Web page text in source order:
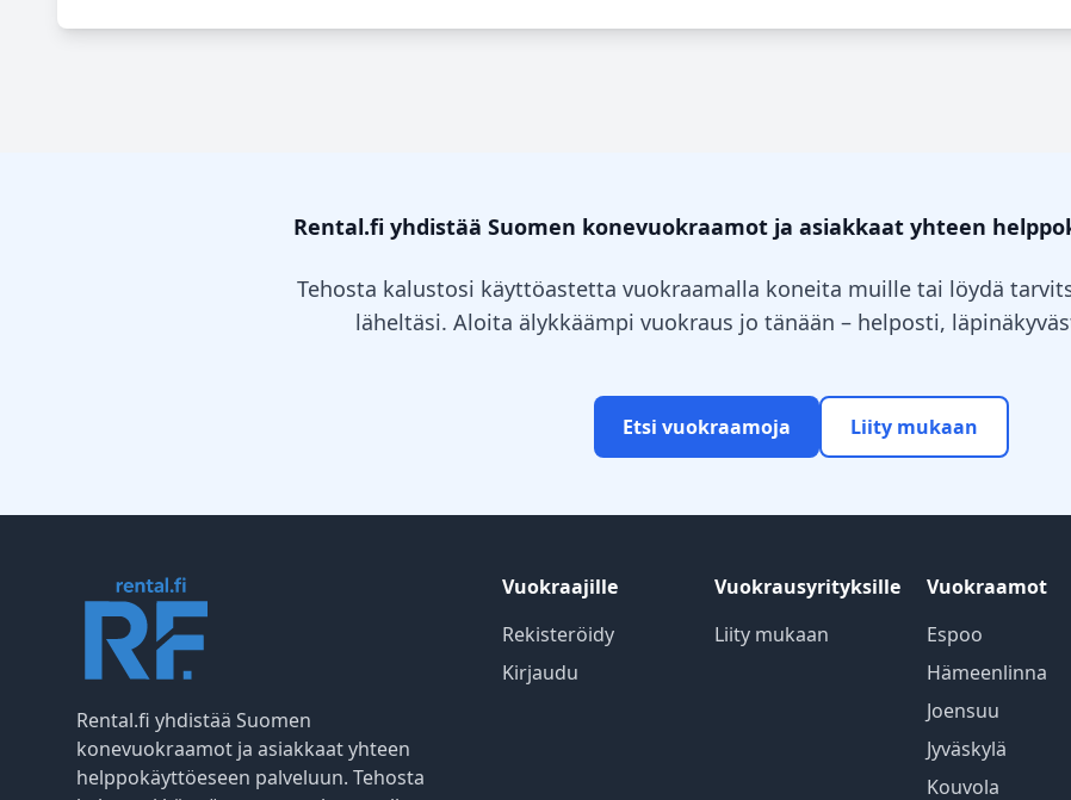
Rental.fi yhdistää Suomen konevuokraamot ja asiakkaat yhteen
Tehosta kalustosi käyttöastetta vuokraamalla koneita muille tai löydä
läheltäsi. Aloita älykkäämpi vuokraus jo tänään – helposti,
Etsi vuokraamoja Liity mukaan
Rental.fi yhdistää Suomen
konevuokraamot ja asiakkaat yhteen
helppokäyttöeseen palveluun. Tehosta
Vuokraajille
Rekisteröidy
Kirjaudu
Vuokrausyrityksille
Liity mukaan
Vuokraamot
Espoo
Hämeenlinna
Joensuu
Jyväskylä
Kouvola